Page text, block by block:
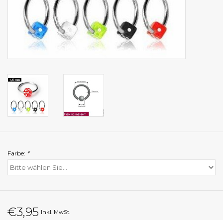
Farbe: *
€3,95 Inkl. MwSt.